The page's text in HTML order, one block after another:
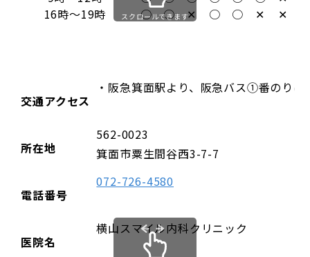
16時～19時
○ ○ ✕ ○ ○ ✕ ✕
スクロールできます
交通アクセス
・阪急箕面駅より、阪急バ
所在地
562-0023
箕面市粟生間谷西3-7-7
電話番号
072-726-4580
医院名
横山スマイル内科クリニック